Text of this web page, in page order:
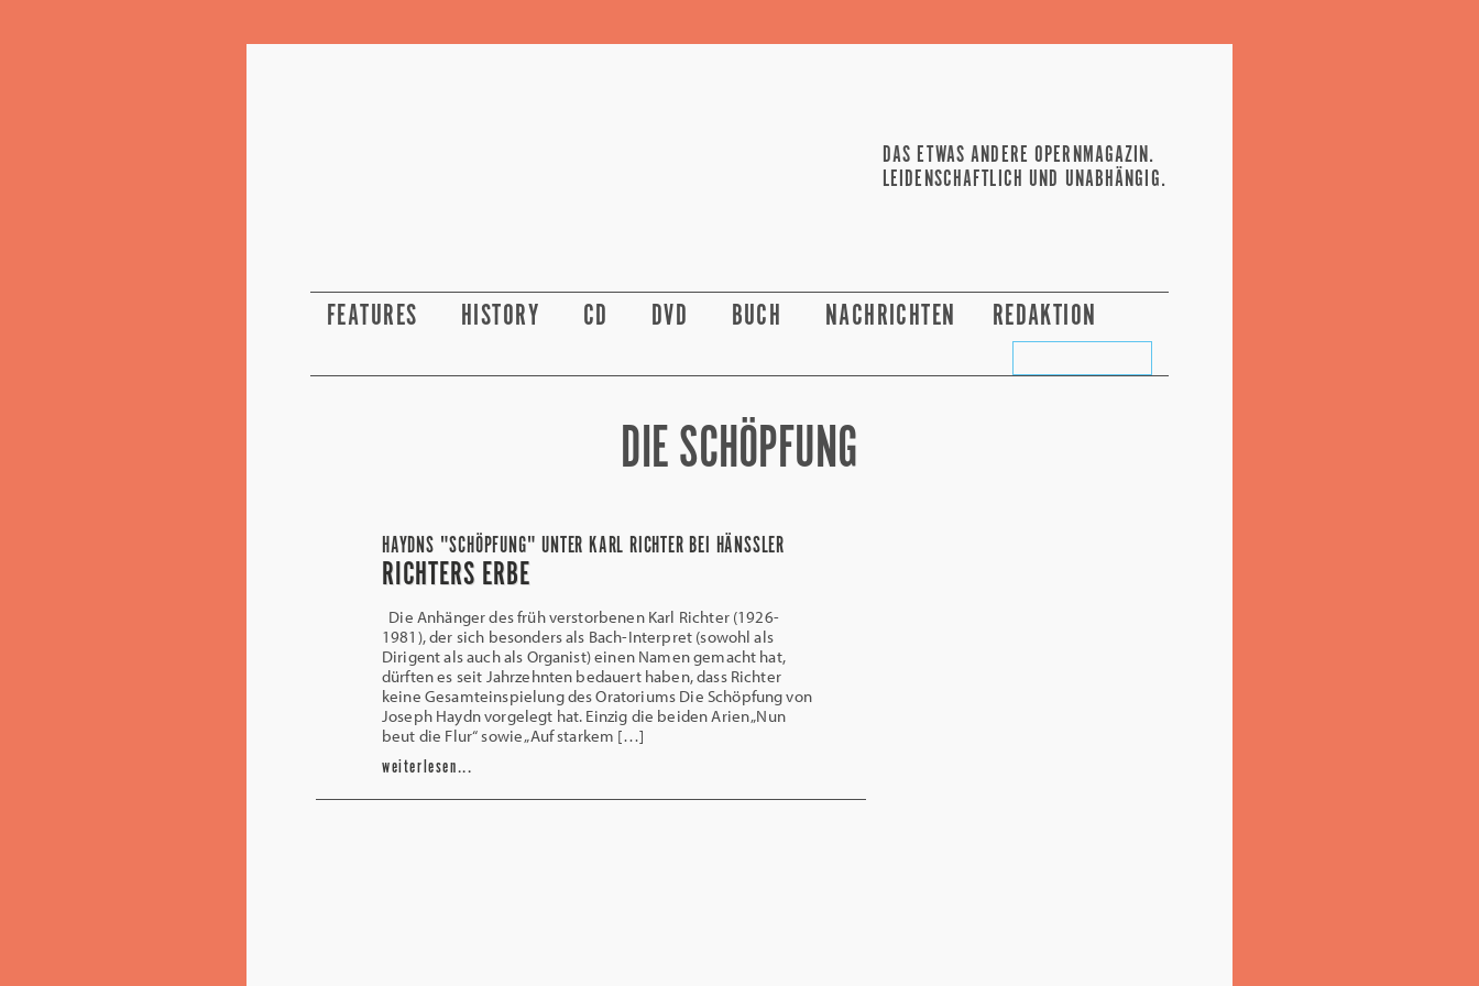
DAS ETWAS ANDERE OPERNMAGAZIN.
LEIDENSCHAFTLICH UND UNABHÄNGIG.
FEATURES HISTORY CD DVD BUCH NACHRICHTEN REDAKTION
DIE SCHÖPFUNG
HAYDNS "SCHÖPFUNG" UNTER KARL RICHTER BEI HÄNSSLER
RICHTERS ERBE
Die Anhänger des früh verstorbenen Karl Richter (1926-
1981), der sich besonders als Bach-Interpret (sowohl als
Dirigent als auch als Organist) einen Namen gemacht hat,
dürften es seit Jahrzehnten bedauert haben, dass Richter
keine Gesamteinspielung des Oratoriums Die Schöpfung von
Joseph Haydn vorgelegt hat. Einzig die beiden Arien „Nun
beut die Flur“ sowie „Auf starkem […]
weiterlesen...